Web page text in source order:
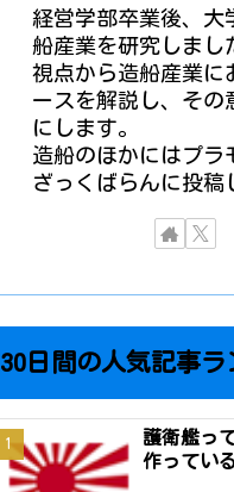
経営学部卒業後、大
船産業を研究しまし
視点から造船産業に
ースを解説し、その
にします。
造船のほかにはプラ
ざっくばらんに投稿
30日間の人気記事ラ
護衛艦っ
作ってい